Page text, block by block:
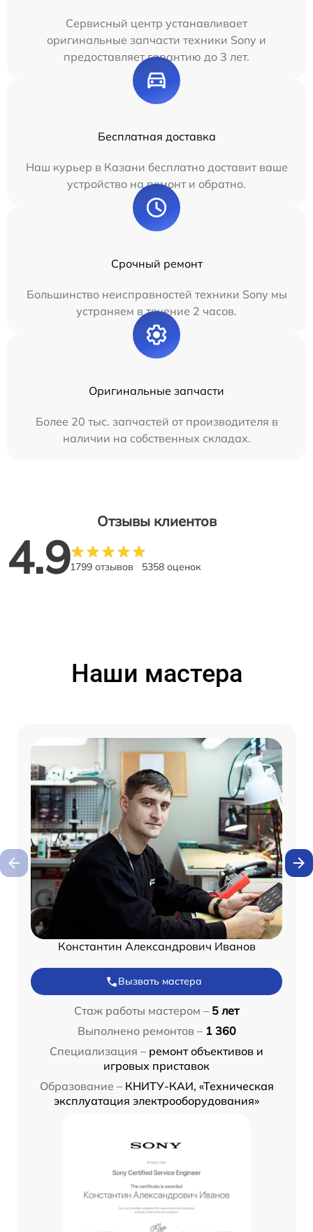
Сервисный центр устанавливает
оригинальные запчасти техники Sony и
предоставляет гарантию до 3 лет.
Бесплатная доставка
Наш курьер в Казани бесплатно доставит ваше
устройство на ремонт и обратно.
Срочный ремонт
Большинство неисправностей техники Sony мы
устраняем в течение 2 часов.
Оригинальные запчасти
Более 20 тыс. запчастей от производителя в
наличии на собственных складах.
Отзывы клиентов
4.91799 отзывов 5358 оценок
Наши мастера
Константин Александрович Иванов
Вызвать мастера
Стаж работы мастером – 5 лет
Выполнено ремонтов – 1 360
Специализация – ремонт объективов и
игровых приставок
Образование – КНИТУ-КАИ, «Техническая
эксплуатация электрооборудования»